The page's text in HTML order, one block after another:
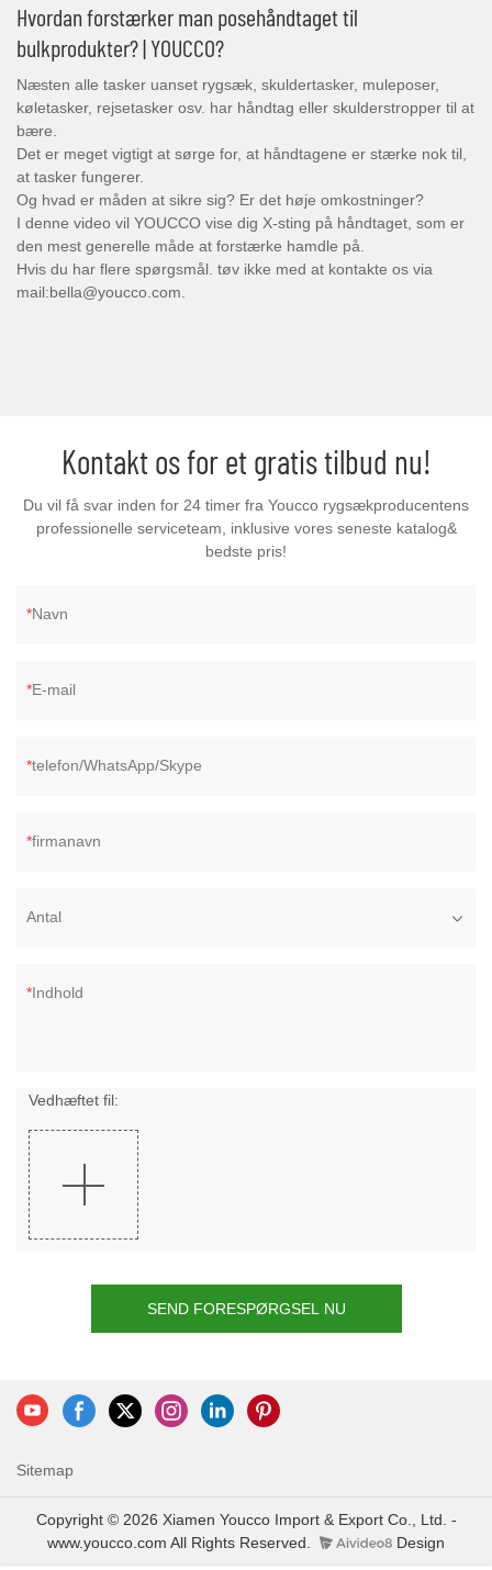
Hvordan forstærker man posehåndtaget til
bulkprodukter? | YOUCCO?
Næsten alle tasker uanset rygsæk, skuldertasker, muleposer,
køletasker, rejsetasker osv. har håndtag eller skulderstropper til at
bære.
Det er meget vigtigt at sørge for, at håndtagene er stærke nok til,
at tasker fungerer.
Og hvad er måden at sikre sig? Er det høje omkostninger?
I denne video vil YOUCCO vise dig X-sting på håndtaget, som er
den mest generelle måde at forstærke hamdle på.
Hvis du har flere spørgsmål. tøv ikke med at kontakte os via
mail:bella@youcco.com.
Kontakt os for et gratis tilbud nu!
Du vil få svar inden for 24 timer fra Youcco rygsækproducentens
professionelle serviceteam, inklusive vores seneste katalog&
bedste pris!
Navn
E-mail
telefon/WhatsApp/Skype
firmanavn
Antal
Indhold
Vedhæftet fil:
SEND FORESPØRGSEL NU
Sitemap
Copyright © 2026 Xiamen Youcco Import & Export Co., Ltd. -
www.youcco.com All Rights Reserved.
Design